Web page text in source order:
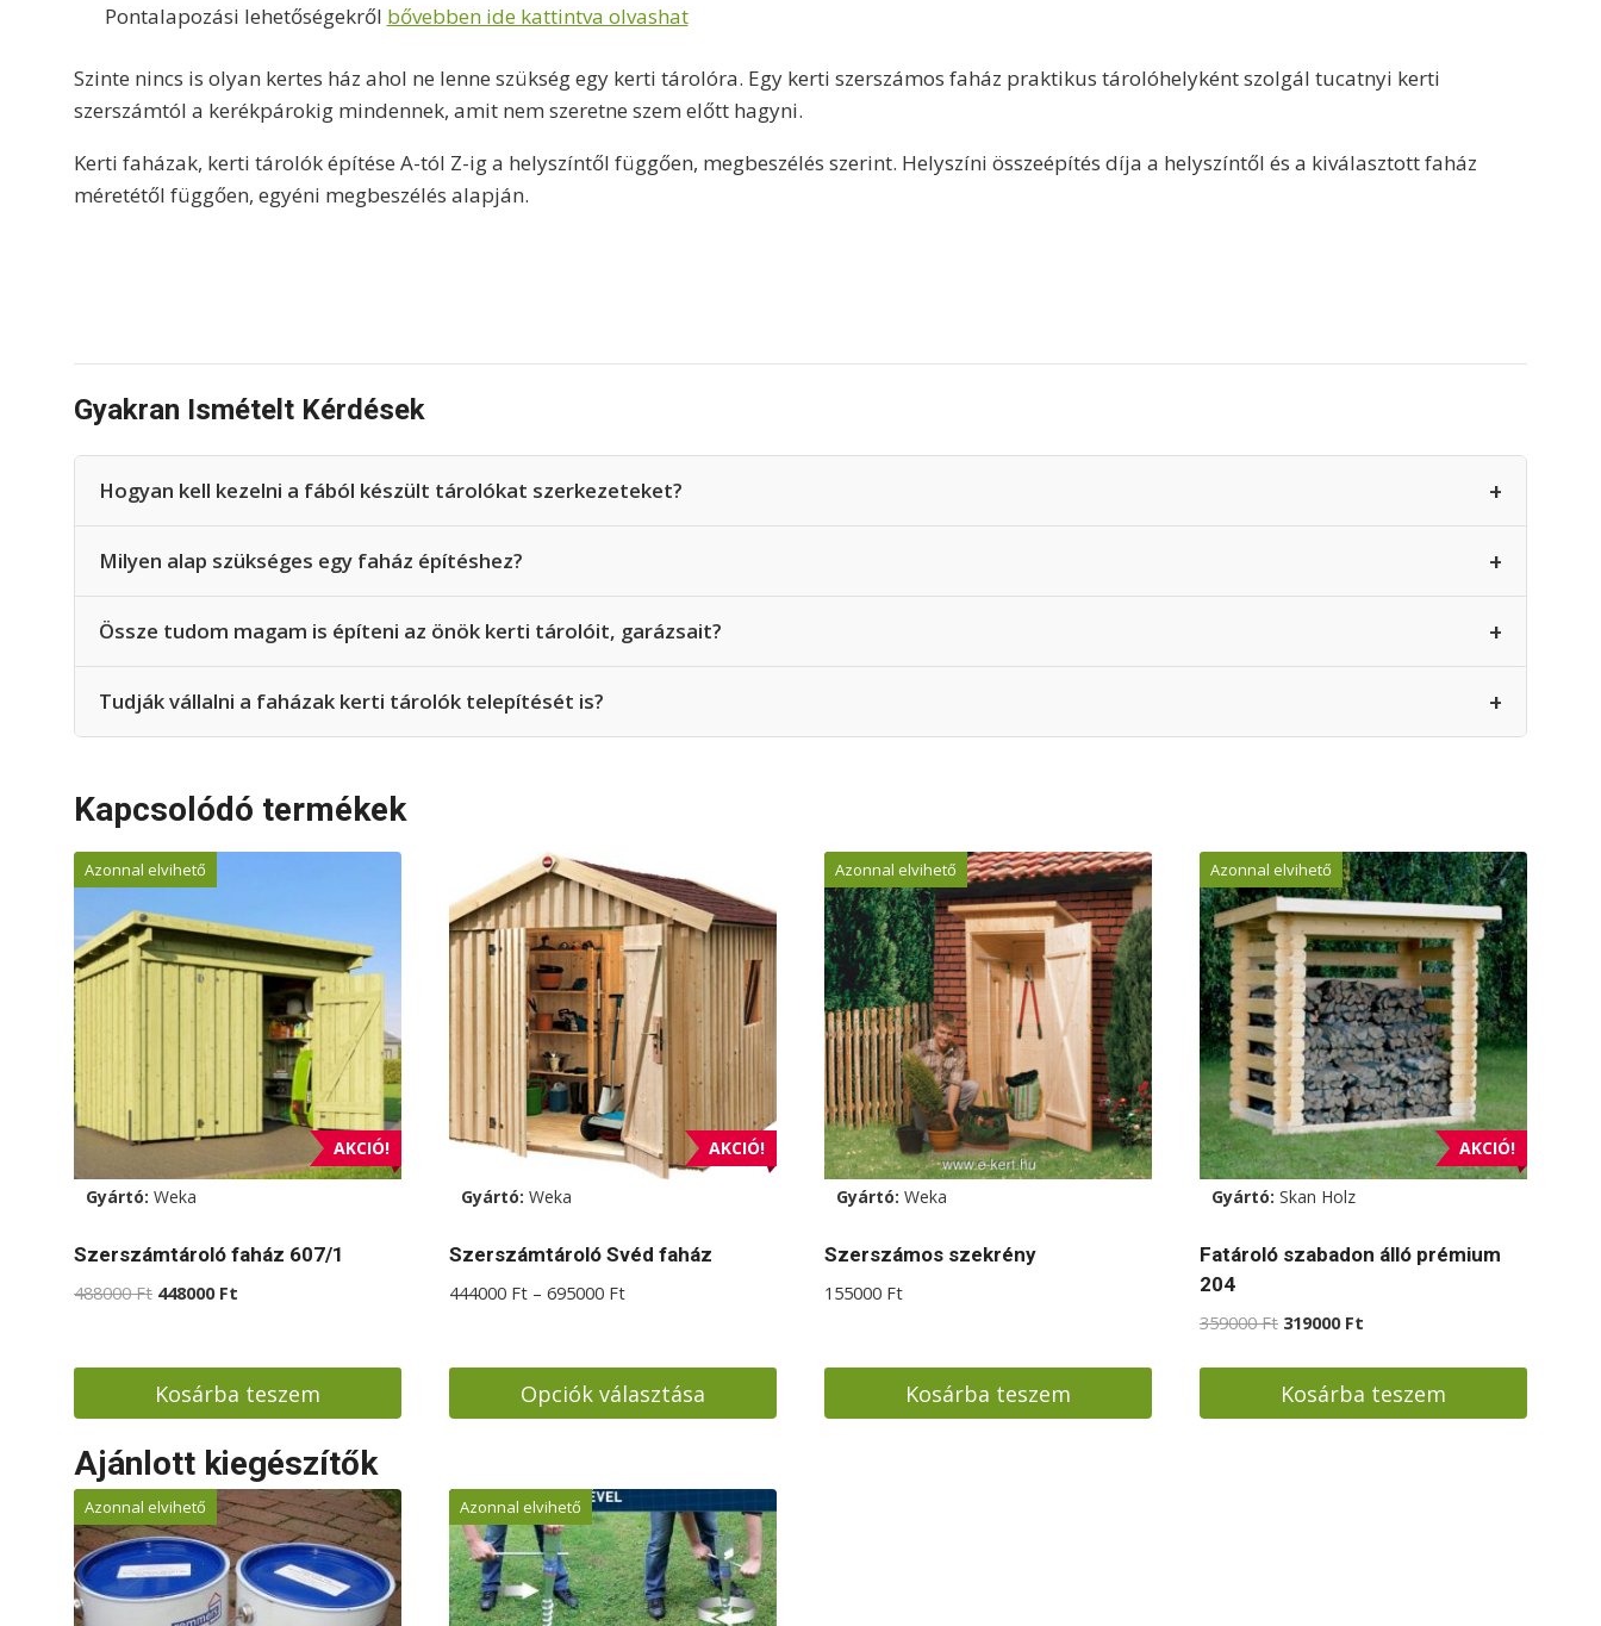
Pontalapozási lehetőségekről bővebben ide kattintva olvashat
Szinte nincs is olyan kertes ház ahol ne lenne szükség egy kerti tárolóra. Egy kerti szerszámos faház praktikus tárolóhelyként szolgál tucatnyi kerti
szerszámtól a kerékpárokig mindennek, amit nem szeretne szem előtt hagyni.
Kerti faházak, kerti tárolók építése A-tól Z-ig a helyszíntől függően, megbeszélés szerint. Helyszíni összeépítés díja a helyszíntől és a kiválasztott faház
méretétől függően, egyéni megbeszélés alapján.
Gyakran Ismételt Kérdések
Hogyan kell kezelni a fából készült tárolókat szerkezeteket? +
Milyen alap szükséges egy faház építéshez? +
Össze tudom magam is építeni az önök kerti tárolóit, garázsait? +
Tudják vállalni a faházak kerti tárolók telepítését is? +
Kapcsolódó termékek
AKCIÓ!
Azonnal elvihető
Gyártó: Weka
Szerszámtároló faház 607/1
488000Ft Original
488000 Ft.
448000 Ft
448000 Ft.
Kosárba teszem
AKCIÓ!
Gyártó: Weka
Szerszámtároló Svéd faház
444000 Ft – 695000 FtÁrtartomány:
695000 Ft
Opciók választása
terméknek
több
variációja
van.
Azonnal elvihető
Gyártó: Weka
Szerszámos szekrény
155000 Ft
Kosárba teszem
AKCIÓ!
Azonnal elvihető
Gyártó: Skan Holz
Fatároló szabadon álló prémium
204
359000Ft Original
359000 Ft.
319000 Ft
319000 Ft.
Kosárba teszem
Ajánlott kiegészítők
Azonnal elvihető Azonnal elvihető